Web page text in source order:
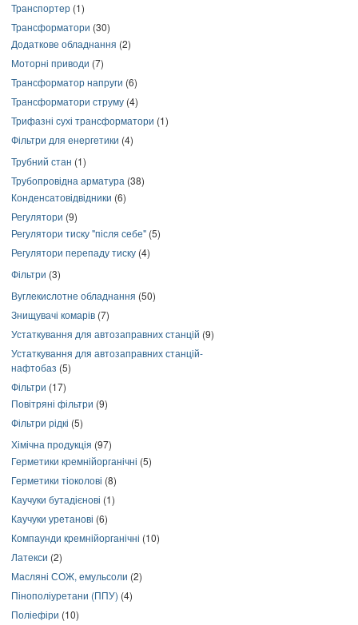
Транспортер (1)
Трансформатори (30)
Додаткове обладнання (2)
Моторні приводи (7)
Трансформатор напруги (6)
Трансформатори струму (4)
Трифазні сухі трансформатори (1)
Фільтри для енергетики (4)
Трубний стан (1)
Трубопровідна арматура (38)
Конденсатовідвідники (6)
Регулятори (9)
Регулятори тиску "після себе" (5)
Регулятори перепаду тиску (4)
Фільтри (3)
Вуглекислотне обладнання (50)
Знищувачі комарів (7)
Устаткування для автозаправних станцій (9)
Устаткування для автозаправних станцій-
нафтобаз (5)
Фільтри (17)
Повітряні фільтри (9)
Фільтри рідкі (5)
Хімічна продукція (97)
Герметики кремнійорганічні (5)
Герметики тіоколові (8)
Каучуки бутадієнові (1)
Каучуки уретанові (6)
Компаунди кремнійорганічні (10)
Латекси (2)
Масляні СОЖ, емульсоли (2)
Пінополіуретани (ППУ) (4)
Поліефіри (10)